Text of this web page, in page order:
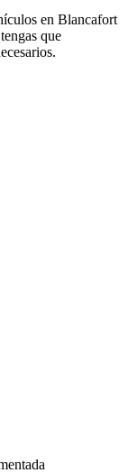
en Blancafort
que